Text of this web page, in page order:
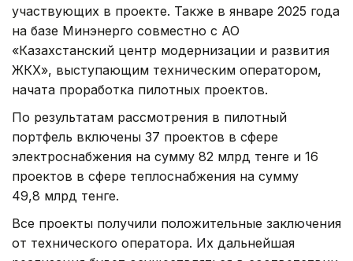
участвующих в проекте. Также в январе 2025 года
на базе Минэнерго совместно с АО
«Казахстанский центр модернизации и развития
ЖКХ», выступающим техническим оператором,
начата проработка пилотных проектов.
По результатам рассмотрения в пилотный
портфель включены 37 проектов в сфере
электроснабжения на сумму 82 млрд тенге и 16
проектов в сфере теплоснабжения на сумму
49,8 млрд тенге.
Все проекты получили положительные заключения
от технического оператора. Их дальнейшая